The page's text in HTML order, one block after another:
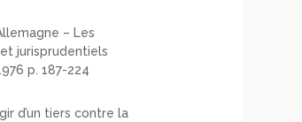
– Les
jurisprudentiels
p. 187-224
d’un tiers contre la